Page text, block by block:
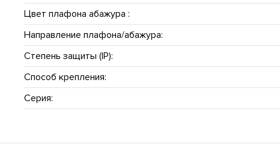
Цвет плафона абажура :
Направление плафона/абажура:
Степень защиты (IP):
Способ крепления:
Серия: